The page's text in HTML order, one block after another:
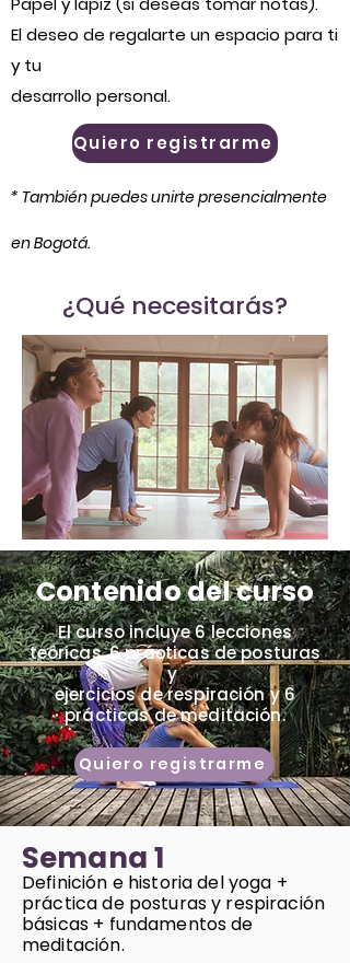
El deseo de regalarte un espacio para ti
y tu
desarrollo personal.
Quiero registrarme
* ​También puedes unirte presencialmente
en Bogotá.​
¿Qué necesitarás?
Contenido del curso
El curso incluye 6 lecciones
teóricas, 6 prácticas de posturas
y
ejercicios de respiración y 6
prácticas de meditación.
Quiero registrarme
Semana 1
Definición e historia del yoga +
práctica de posturas y respiración
básicas + fundamentos de
meditación.